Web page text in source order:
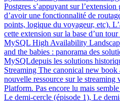
Postgres s’appuyant sur
d’avoir une fonctionnalité de
points, logique du voyageur, etc).
cette extension sur la base d’un
MySQL High Availability
and the babies : panorama des
MySQLdepuis les solutions
Streaming The canonical new book
nouvelle ressource sur le
Platform. Pas encore lu mais
Le demi-cercle (épisode 1), Le